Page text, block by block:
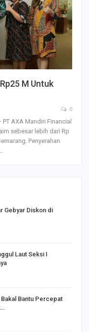
M Untuk
0
PT AXA Mandiri Financial
sebesar lebih dari Rp
Penyerahan
Gebyar Diskon di
Laut Seksi I
Bantu Percepat